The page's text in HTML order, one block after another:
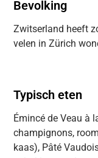
Bevolking
Zwitserland heeft
velen in Zürich
Typisch eten
Émincé de Veau à
champignons,
kaas), Pâté